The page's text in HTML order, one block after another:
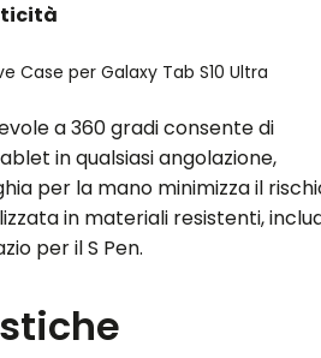
Case per Galaxy Tab S10 Ultra
a 360 gradi consente di
in qualsiasi angolazione,
per la mano minimizza il
in materiali resistenti,
per il S Pen.